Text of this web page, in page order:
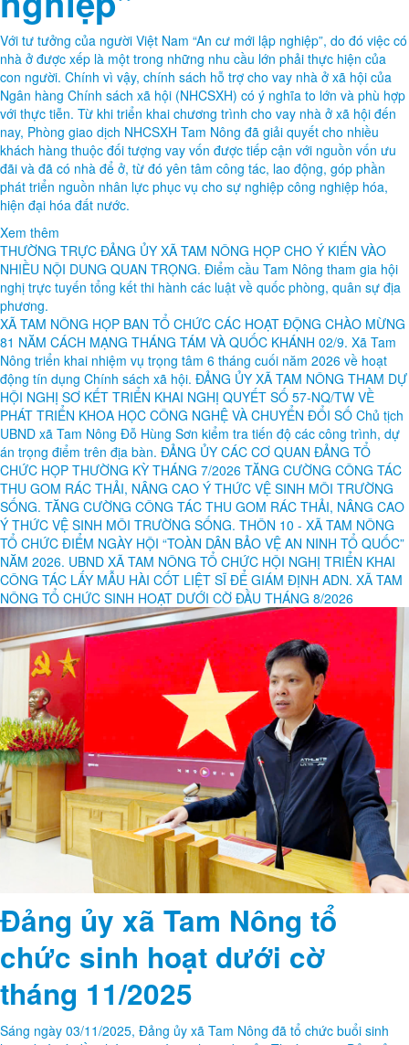
Với tư tưởng của người Việt Nam “An cư mới lập nghiệp”, do đó việc có
nhà ở được xếp là một trong những nhu cầu lớn phải thực hiện của
con người. Chính vì vậy, chính sách hỗ trợ cho vay nhà ở xã hội của
Ngân hàng Chính sách xã hội (NHCSXH) có ý nghĩa to lớn và phù hợp
với thực tiễn. Từ khi triển khai chương trình cho vay nhà ở xã hội đến
nay, Phòng giao dịch NHCSXH Tam Nông đã giải quyết cho nhiều
khách hàng thuộc đối tượng vay vốn được tiếp cận với nguồn vốn ưu
đãi và đã có nhà để ở, từ đó yên tâm công tác, lao động, góp phần
phát triển nguồn nhân lực phục vụ cho sự nghiệp công nghiệp hóa,
hiện đại hóa đất nước.
Xem thêm
THƯỜNG TRỰC ĐẢNG ỦY XÃ TAM NÔNG HỌP CHO Ý KIẾN VÀO
NHIỀU NỘI DUNG QUAN TRỌNG. Điểm cầu Tam Nông tham gia hội
nghị trực tuyến tổng kết thi hành các luật về quốc phòng, quân sự địa
phương.
XÃ TAM NÔNG HỌP BAN TỔ CHỨC CÁC HOẠT ĐỘNG CHÀO MỪNG
81 NĂM CÁCH MẠNG THÁNG TÁM VÀ QUỐC KHÁNH 02/9. Xã Tam
Nông triển khai nhiệm vụ trọng tâm 6 tháng cuối năm 2026 về hoạt
động tín dụng Chính sách xã hội. ĐẢNG ỦY XÃ TAM NÔNG THAM DỰ
HỘI NGHỊ SƠ KẾT TRIỂN KHAI NGHỊ QUYẾT SỐ 57-NQ/TW VỀ
PHÁT TRIỂN KHOA HỌC CÔNG NGHỆ VÀ CHUYỂN ĐỔI SỐ Chủ tịch
UBND xã Tam Nông Đỗ Hùng Sơn kiểm tra tiến độ các công trình, dự
án trọng điểm trên địa bàn. ĐẢNG ỦY CÁC CƠ QUAN ĐẢNG TỔ
CHỨC HỌP THƯỜNG KỲ THÁNG 7/2026 TĂNG CƯỜNG CÔNG TÁC
THU GOM RÁC THẢI, NÂNG CAO Ý THỨC VỆ SINH MÔI TRƯỜNG
SỐNG. TĂNG CƯỜNG CÔNG TÁC THU GOM RÁC THẢI, NÂNG CAO
Ý THỨC VỆ SINH MÔI TRƯỜNG SỐNG. THÔN 10 - XÃ TAM NÔNG
TỔ CHỨC ĐIỂM NGÀY HỘI “TOÀN DÂN BẢO VỆ AN NINH TỔ QUỐC”
NĂM 2026. UBND XÃ TAM NÔNG TỔ CHỨC HỘI NGHỊ TRIỂN KHAI
CÔNG TÁC LẤY MẪU HÀI CỐT LIỆT SĨ ĐỂ GIÁM ĐỊNH ADN. XÃ TAM
NÔNG TỔ CHỨC SINH HOẠT DƯỚI CỜ ĐẦU THÁNG 8/2026
Đảng ủy xã Tam Nông tổ
chức sinh hoạt dưới cờ
tháng 11/2025
Sáng ngày 03/11/2025, Đảng ủy xã Tam Nông đã tổ chức buổi sinh